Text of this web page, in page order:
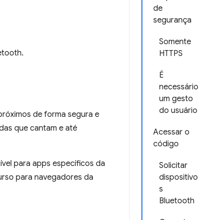
de
segurança
Somente
HTTPS
É
necessário
um gesto
do usuário
Acessar o
código
Solicitar
dispositivo
s
Bluetooth
de forma segura e
que cantam e até
para apps específicos da
para navegadores da